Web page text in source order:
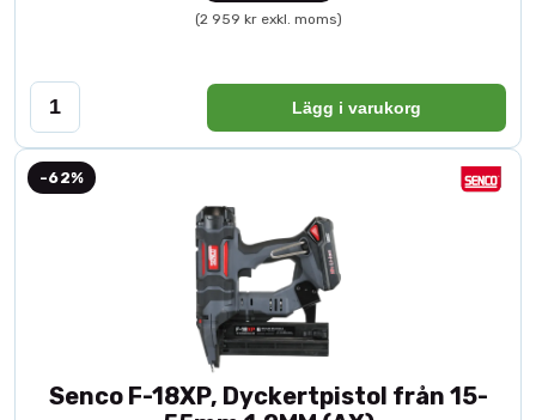
(2 959 kr exkl. moms)
Lägg i varukorg
-62%
Senco F-18XP, Dyckertpistol från 15-